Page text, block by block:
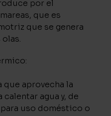
por el
que es
que se genera
que aprovecha la
agua y, de
para uso doméstico o